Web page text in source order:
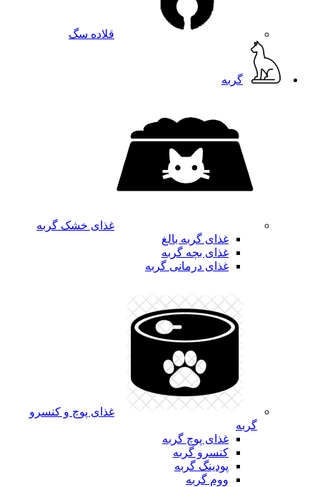
قلاده سگ
گربه
غذای خشک گربه
غذای گربه بالغ
غذای بچه گربه
غذای درمانی گربه
غذای پوچ و کنسرو
گربه
غذای پوچ گربه
کنسرو گربه
پودینگ گربه
ووم گربه